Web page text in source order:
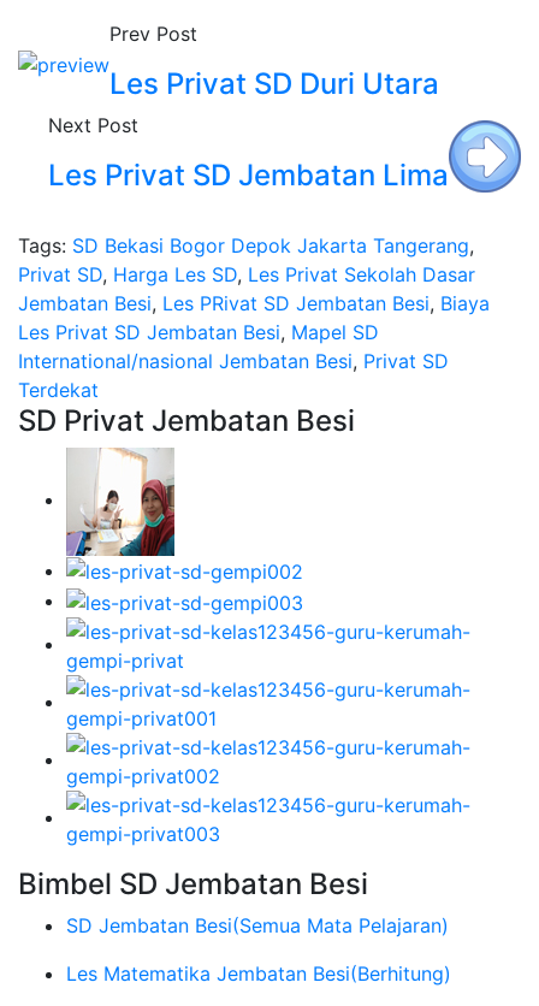
Prev Post
Les Privat SD Duri Utara
Next Post
Les Privat SD Jembatan Lima
Tags: SD Bekasi Bogor Depok Jakarta Tangerang,
Privat SD, Harga Les SD, Les Privat Sekolah Dasar
Jembatan Besi, Les PRivat SD Jembatan Besi, Biaya
Les Privat SD Jembatan Besi, Mapel SD
International/nasional Jembatan Besi, Privat SD
Terdekat
SD Privat Jembatan Besi
Bimbel SD Jembatan Besi
SD Jembatan Besi(Semua Mata Pelajaran)
Les Matematika Jembatan Besi(Berhitung)